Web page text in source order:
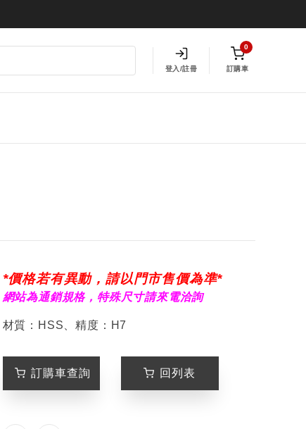
登入/註冊
0
訂購車
*價格若有異動，請以門市售價為準*
網站為通銷規格，特殊尺寸請來電洽詢
材質：HSS、精度：H7
訂購車查詢 回列表